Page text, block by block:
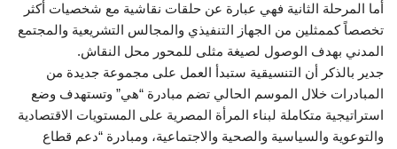
أما المرحلة الثانية فهي عبارة عن حلقات نقاشية مع شخصيات أكثر
تخصصاً كممثلين من الجهاز التنفيذي والمجالس التشريعية والمجتمع
المدني بهدف الوصول لصيغة مثلى للمحور محل النقاش.
جدير بالذكر أن التنسيقية ستبدأ العمل على مجموعة جديدة من
المبادرات خلال الموسم الحالي تضم مبادرة “هي” وتستهدف وضع
استراتيجية متكاملة لبناء المرأة المصرية على المستويات الاقتصادية
والتوعوية والسياسية والصحية والاجتماعية، ومبادرة “دعم قطاع